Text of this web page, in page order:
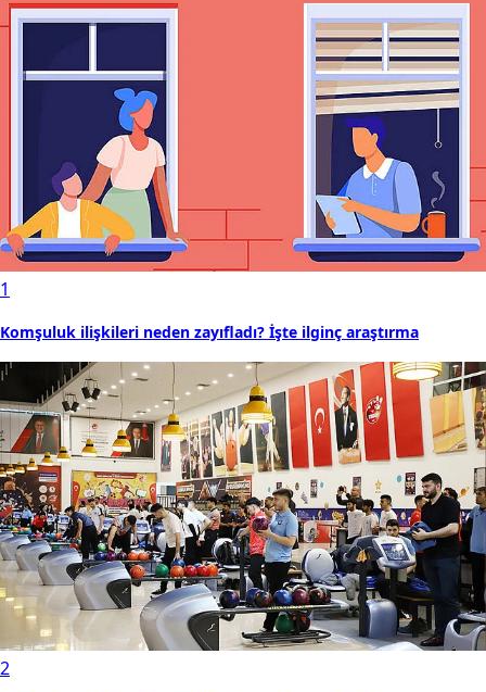
1
Komşuluk ilişkileri neden zayıfladı? İşte ilginç araştırma
2